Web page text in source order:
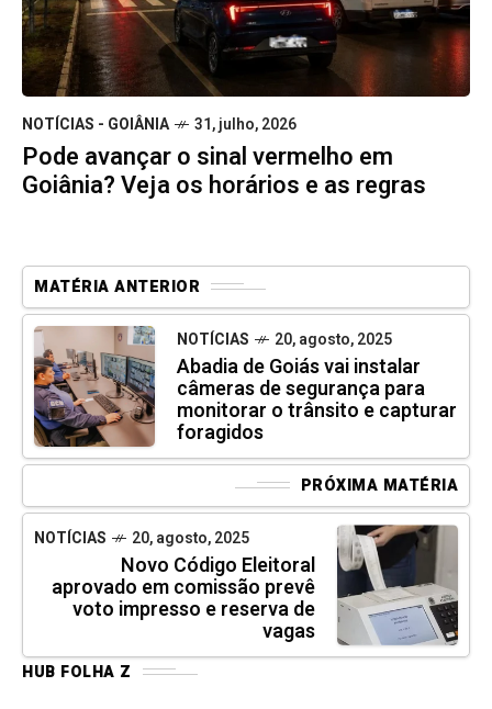
NOTÍCIAS - GOIÂNIA 31, julho, 2026
Pode avançar o sinal vermelho em
Goiânia? Veja os horários e as regras
MATÉRIA ANTERIOR
NOTÍCIAS 20, agosto, 2025
Abadia de Goiás vai instalar
câmeras de segurança para
monitorar o trânsito e capturar
foragidos
PRÓXIMA MATÉRIA
NOTÍCIAS 20, agosto, 2025
Novo Código Eleitoral
aprovado em comissão prevê
voto impresso e reserva de
vagas
HUB FOLHA Z